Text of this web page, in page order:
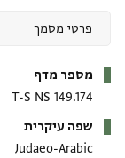
מספר מדף
T-S NS 149.174
שפה עיקרית
Judaeo-Arabic